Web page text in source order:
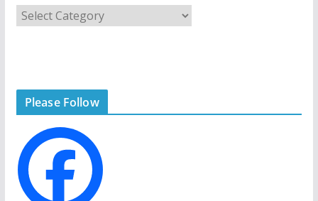
a
r
e
s
Please Follow